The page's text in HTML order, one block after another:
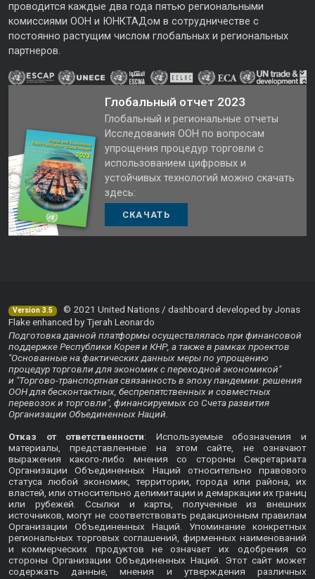
проводится каждые два года пятью региональными
комиссиями ООН и ЮНКТАДом в сотрудничестве с
постоянно растущим числом глобальных и региональных
партнеров.
Глобальный отчет 2023
Глобальный и региональные отчеты
Исследования ООН по вопросам
упрощения процедур торговли с
использованием цифровых и
устойчивых технологий можно скачать
здесь:
СКАЧАТЬ
Version 3.5
© 2021 United Nations / dashboard developed by Jonas
Flake enhanced by Tjerah Leonardo
Подготовка данной платформы осуществлялась при финансовой
поддержке Республики Корея и КНР, а также в рамках проектов
"Основанные на фактических данных меры по упрощению
процедур торговли для экономик с переходной экономикой"
и "Торгово-транспортная связанность в эпоху пандемии: решения
ООН для бесконтактных, беспрепятственных и совместных
перевозок и торговли", финансируемых со Счета развития
Организации Объединенных Наций.
Отказ от ответственности: Используемые обозначения и
материалы, представленные на этом сайте, не означают
выражения какого-либо мнения со стороны Секретариата
Организации Объединенных Наций относительно правового
статуса любой экономик, территории, города или района, их
властей, или относительно делимитации и демаркации их границ
или рубежей. Ссылки и карты, полученные из внешних
источников, могут не соответствовать редакционным правилам
Организации Объединенных Наций. Упоминание конкретных
региональных торговых соглашений, фирменных наименований
и коммерческих продуктов не означает их одобрения со
стороны Организации Объединенных Наций. Этот сайт может
содержать данные, мнения и утверждения различных